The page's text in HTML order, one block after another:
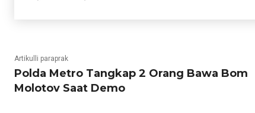
Artikulli paraprak
Polda Metro Tangkap 2 Orang Bawa Bom
Molotov Saat Demo